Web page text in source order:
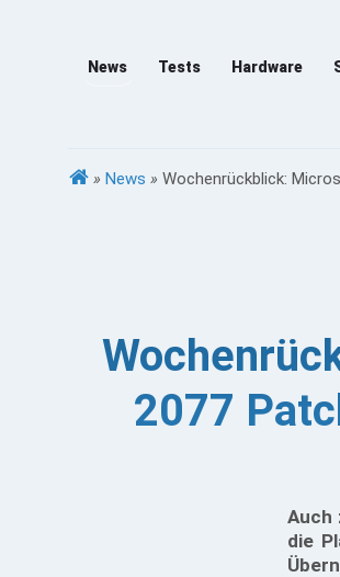
News Tests Hardware
» News » Wochenrückblick:
2077
Auch
die